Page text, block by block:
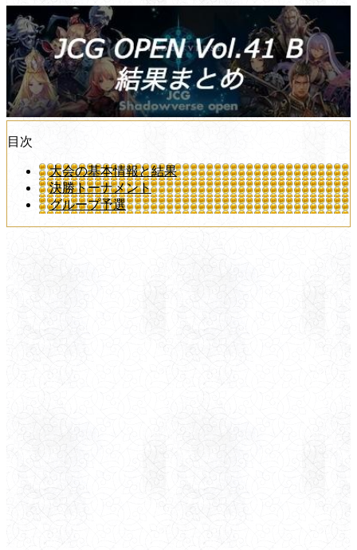
目次
大会の基本情報と結果
決勝トーナメント
グループ予選